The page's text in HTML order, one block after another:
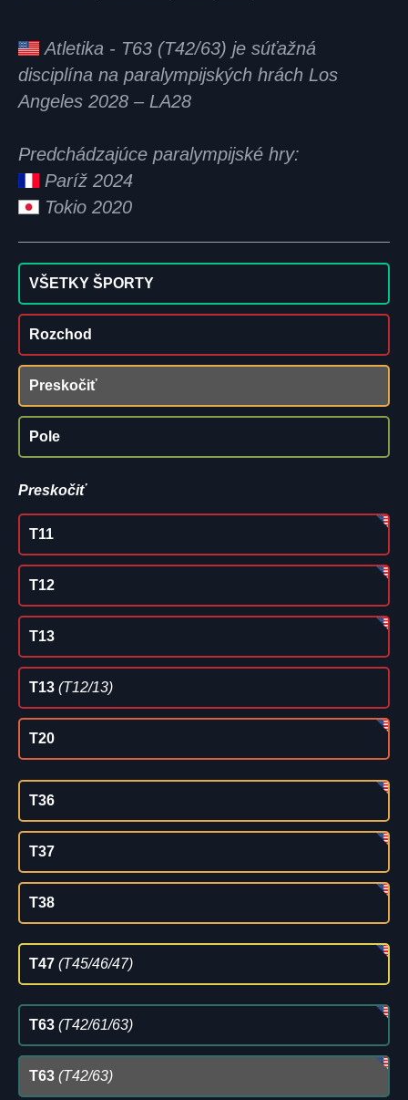
Atletika - T63 (T42/63) je súťažná
disciplína na paralympijských hrách Los
Angeles 2028 – LA28
Predchádzajúce paralympijské hry:
Paríž 2024
Tokio 2020
VŠETKY ŠPORTY
Rozchod
Preskočiť
Pole
Preskočiť
T11
T12
T13
T13 (T12/13)
T20
T36
T37
T38
T47 (T45/46/47)
T63 (T42/61/63)
T63 (T42/63)